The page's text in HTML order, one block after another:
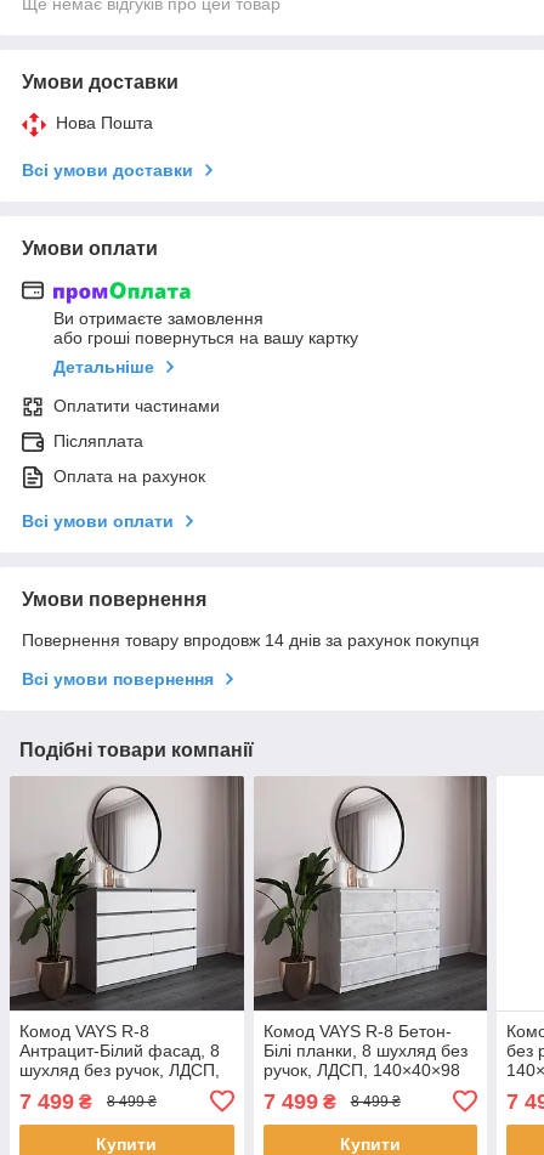
Умови доставки
Нова Пошта
Всі умови доставки
Умови оплати
Ви отримаєте замовлення
або гроші повернуться на вашу картку
Детальніше
Оплатити частинами
Післяплата
Оплата на рахунок
Всі умови оплати
Умови повернення
Повернення товару впродовж 14 днів за рахунок покупця
Всі умови повернення
Подібні товари компанії
Комод VAYS R-8
Антрацит-Білий фасад, 8
шухляд без ручок, ЛДСП,
спальні, вітальні,
передпокою
7 499 ₴ 8 499 ₴
Купити
Комод VAYS R-8 Бетон-
Білі планки, 8 шухляд без
ручок, ЛДСП, 140×40×98
см – для спальні, вітальні,
передпокою
7 499₴ 8 499 ₴
Купити
без
7